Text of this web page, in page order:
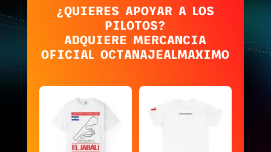
¿QUIERES APOYAR A LOS
PILOTOS?
ADQUIERE MERCANCIA
OFICIAL OCTANAJEALMAXIMO